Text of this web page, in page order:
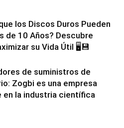
los Discos Duros Pueden
de 10 Años? Descubre
su Vida Útil 🖥️💾
de suministros de
Zogbi es una empresa
en la industria científica